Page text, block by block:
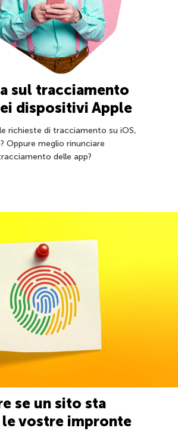
sul tracciamento
dispositivi Apple
richieste di tracciamento su iOS,
Oppure meglio rinunciare
delle app?
se un sito sta
vostre impronte